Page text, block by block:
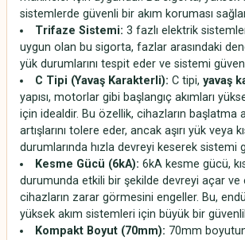
sistemlerde güvenli bir akım koruması
Trifaze Sistemi: 3 fazlı elektrik
uygun olan bu sigorta, fazlar arasındaki
yük durumlarını tespit eder ve sistemi
C Tipi (Yavaş Karakterli): C tipi,yavaş
yapısı, motorlar gibi başlangıç akımları
için idealdir. Bu özellik, cihazların başlatma
artışlarını tolere eder, ancak aşırı yük veya
durumlarında hızla devreyi keserek sistemi
Kesme Gücü (6kA): 6kA kesme gücü,
durumunda etkili bir şekilde devreyi açar ve
cihazların zarar görmesini engeller. Bu,
yüksek akım sistemleri için büyük bir
Kompakt Boyut (70mm): 70mm